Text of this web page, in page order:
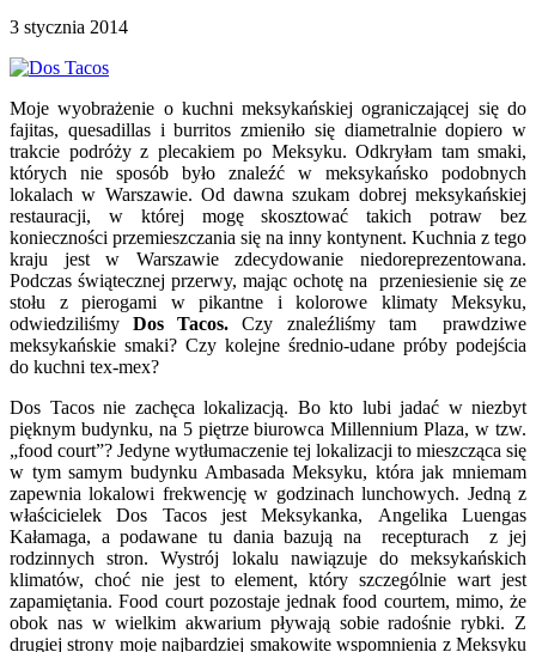
3 stycznia 2014
Moje wyobrażenie o kuchni meksykańskiej ograniczającej się do
fajitas, quesadillas i burritos zmieniło się diametralnie dopiero w
trakcie podróży z plecakiem po Meksyku. Odkryłam tam smaki,
których nie sposób było znaleźć w meksykańsko podobnych
lokalach w Warszawie. Od dawna szukam dobrej meksykańskiej
restauracji, w której mogę skosztować takich potraw bez
konieczności przemieszczania się na inny kontynent. Kuchnia z tego
kraju jest w Warszawie zdecydowanie niedoreprezentowana.
Podczas świątecznej przerwy, mając ochotę na przeniesienie się ze
stołu z pierogami w pikantne i kolorowe klimaty Meksyku,
odwiedziliśmy Dos Tacos. Czy znaleźliśmy tam prawdziwe
meksykańskie smaki? Czy kolejne średnio-udane próby podejścia
do kuchni tex-mex?
Dos Tacos nie zachęca lokalizacją. Bo kto lubi jadać w niezbyt
pięknym budynku, na 5 piętrze biurowca Millennium Plaza, w tzw.
„food court”? Jedyne wytłumaczenie tej lokalizacji to mieszcząca się
w tym samym budynku Ambasada Meksyku, która jak mniemam
zapewnia lokalowi frekwencję w godzinach lunchowych. Jedną z
właścicielek Dos Tacos jest Meksykanka, Angelika Luengas
Kałamaga, a podawane tu dania bazują na recepturach z jej
rodzinnych stron. Wystrój lokalu nawiązuje do meksykańskich
klimatów, choć nie jest to element, który szczególnie wart jest
zapamiętania. Food court pozostaje jednak food courtem, mimo, że
obok nas w wielkim akwarium pływają sobie radośnie rybki. Z
drugiej strony moje najbardziej smakowite wspomnienia z Meksyku